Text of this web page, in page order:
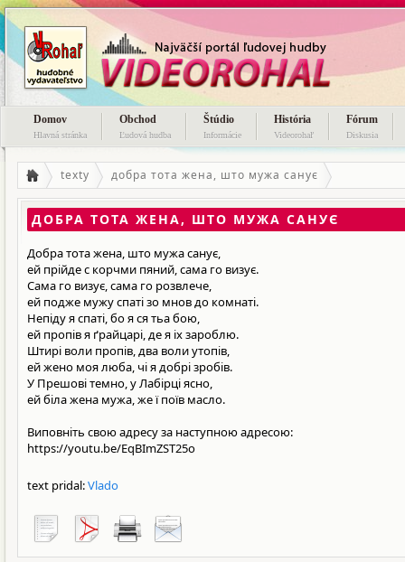
Domov
Hlavná stránka
Obchod
Ľudová hudba
Štúdio
Informácie
História
Videorohaľ
Fórum
Diskusia
texty добра тота жена, што мужа санує
ДОБРА ТОТА ЖЕНА, ШТО МУЖА САНУЄ
Добра тота жена, што мужа санує,
ей прійде с корчми пяний, сама го визує.
Сама го визує, сама го розвлече,
ей подже мужу спаті зо мнов до комнаті.
Непіду я спаті, бо я ся тьа бою,
ей пропів я ґрайцарі, де я іх зароблю.
Штирі воли пропів, два воли утопів,
ей жено моя люба, чі я добрі зробів.
У Прешові темно, у Лабірці ясно,
ей біла жена мужа, же ї поїв масло.
Виповніть свою адресу за наступною адресою:
https://youtu.be/EqBImZST25o
text pridal:Vlado